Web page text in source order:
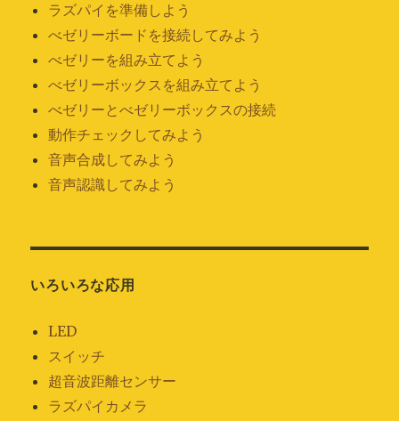
ラズパイを準備しよう
べゼリーボードを接続してみよう
べゼリーを組み立てよう
べゼリーボックスを組み立てよう
べゼリーとべゼリーボックスの接続
動作チェックしてみよう
音声合成してみよう
音声認識してみよう
いろいろな応用
LED
スイッチ
超音波距離センサー
ラズパイカメラ